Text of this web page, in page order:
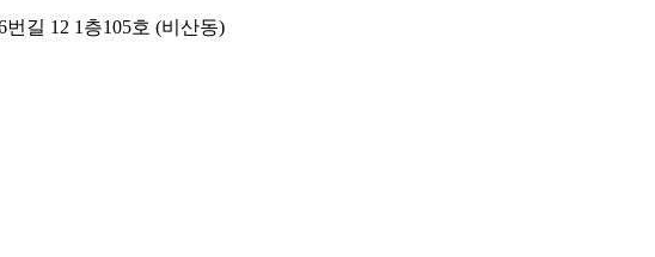
길 12 1층105호 (비산동)